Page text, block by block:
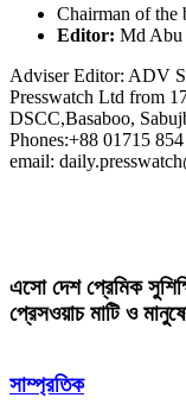
Chairman of the
Editor: Md Abu
Adviser Editor: ADV
Presswatch Ltd from
DSCC,Basaboo,
Phones:+88 01715
email:
এসো দেশ প্রেমিক
প্রেসওয়াচ মাটি ও
সাম্প্রতিক